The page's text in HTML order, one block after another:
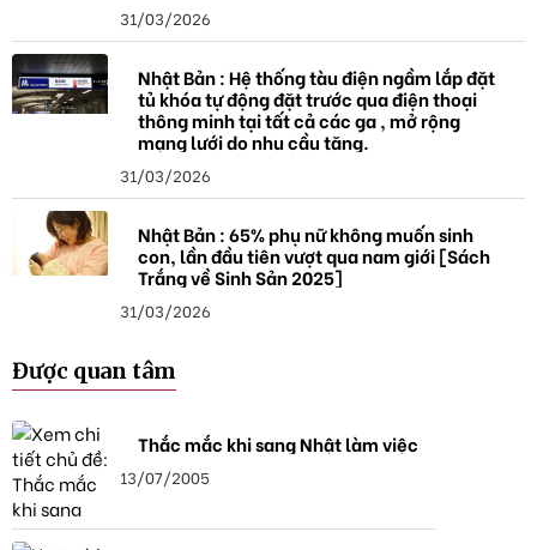
31/03/2026
Nhật Bản : Hệ thống tàu điện ngầm lắp đặt
tủ khóa tự động đặt trước qua điện thoại
thông minh tại tất cả các ga , mở rộng
mạng lưới do nhu cầu tăng.
31/03/2026
Nhật Bản : 65% phụ nữ không muốn sinh
con, lần đầu tiên vượt qua nam giới [Sách
Trắng về Sinh Sản 2025]
31/03/2026
Được quan tâm
Thắc mắc khi sang Nhật làm việc
13/07/2005